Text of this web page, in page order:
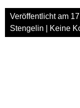
Veröffentlicht am
Stengelin
Keine